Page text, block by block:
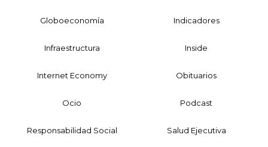
Globoeconomía Indicadores
Infraestructura Inside
Internet Economy Obituarios
Ocio Podcast
Responsabilidad Social Salud Ejecutiva